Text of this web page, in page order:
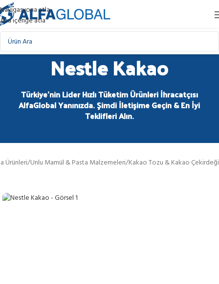
Navigasyona atla
Ana içeriğe atla
Nestle Kakao
Türkiye'nin Lider Hızlı Tüketim Ürünleri İhracatçısı
AlfaGlobal Yanınızda. Şimdi İletişime Geçin & En İyi
Teklifleri Alın.
Ürünleri/Unlu Mamül & Pasta Malzemeleri/Kakao Tozu & Kakao Çekirdeği